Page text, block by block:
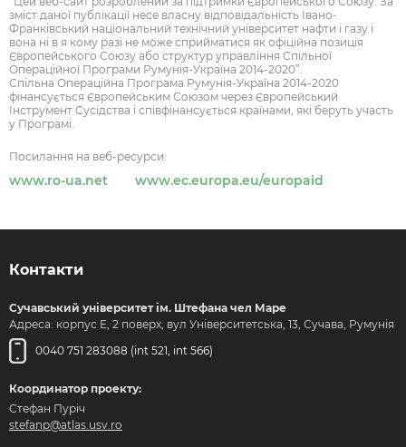
зміст даної публікації несе власну відповідальність Івано-
Франківський національний технічний університет нафти і газу і
вона ні в я кому разі не може сприйматися як офіційна позиція
Європейського Союзу або структур управління Спільної
Операційної Програми Румунія-Україна 2014-2020”.
Спільна Операційна Програма Румунія-Україна 2014-2020
фінансується Європейським Союзом через Європейський
Інструмент Сусідства і співфінансується країнами, які беруть участь
у Програмі.
Посилання на веб-ресурси:
www.ro-ua.net www.ec.europa.eu/europaid
Контакти
Сучавський університет ім. Штефана чел Маре
Адреса: корпус Е, 2 поверх, вул Університетська, 13, Сучава, Румунія
0040 751 283088 (int 521, int 566)
Координатор проекту:
Стефан Пуріч
stefanp@atlas.usv.ro